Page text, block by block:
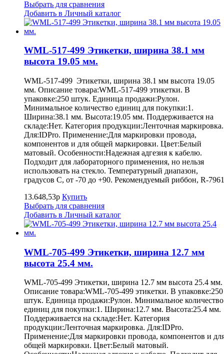
Выбрать для сравнения
Добавить в Личный каталог
WML-517-499 Этикетки, ширина 38.1 мм
высота 19.05 мм.
WML-517-499 Этикетки, ширина 38.1 мм высота 19.05
мм. Описание товара:WML-517-499 этикетки. В
упаковке:250 штук. Единица продажи:Рулон.
Минимальное количество единиц для покупки:1.
Ширина:38.1 мм. Высота:19.05 мм. Поддерживается на
складе:Нет. Категория продукции:Ленточная маркировка.
Для:IDPro. Применение:Для маркировки провода,
компонентов и для общей маркировки. Цвет:Белый
матовый. Особенности:Надежная адгезия к кабелю.
Подходит для лабораторного применения, но нельзя
использовать на стекло. Температурный диапазон,
градусов С, от -70 до +90. Рекомендуемый риббон, R-
13.648,53р Купить
Выбрать для сравнения
Добавить в Личный каталог
WML-705-499 Этикетки, ширина 12.7 мм
высота 25.4 мм.
WML-705-499 Этикетки, ширина 12.7 мм высота 25.4 мм.
Описание товара:WML-705-499 этикетки. В упаковке:250
штук. Единица продажи:Рулон. Минимальное количество
единиц для покупки:1. Ширина:12.7 мм. Высота:25.4 мм.
Поддерживается на складе:Нет. Категория
продукции:Ленточная маркировка. Для:IDPro.
Применение:Для маркировки провода, компонентов и
общей маркировки. Цвет:Белый матовый.